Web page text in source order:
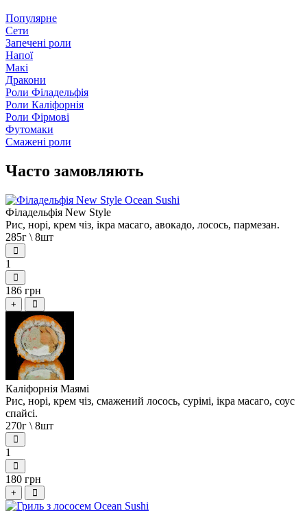
Популярне
Сети
Запечені роли
Напої
Макі
Дракони
Роли Філадельфія
Роли Каліфорнія
Роли Фірмові
Футомаки
Смажені роли
Часто замовляють
Філадельфія New Style
Рис, норі, крем чіз, ікра масаго, авокадо, лосось, пармезан.
285г \ 8шт
1
186 грн
+
Каліфорнія Маямі
Рис, норі, крем чіз, смажений лосось, сурімі, ікра масаго, соус
спайсі.
270г \ 8шт
1
180 грн
+